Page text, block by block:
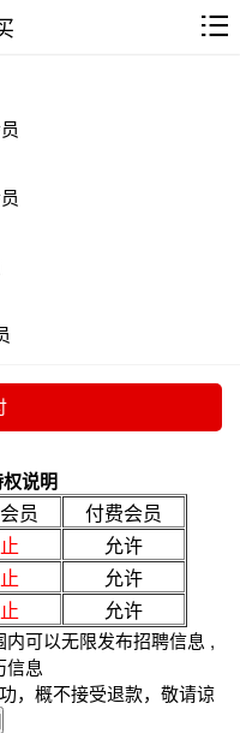
说明
员
付费会员
允许
允许
允许
可以无限发布招聘信息 ,
信息
，概不接受退款，敬请谅